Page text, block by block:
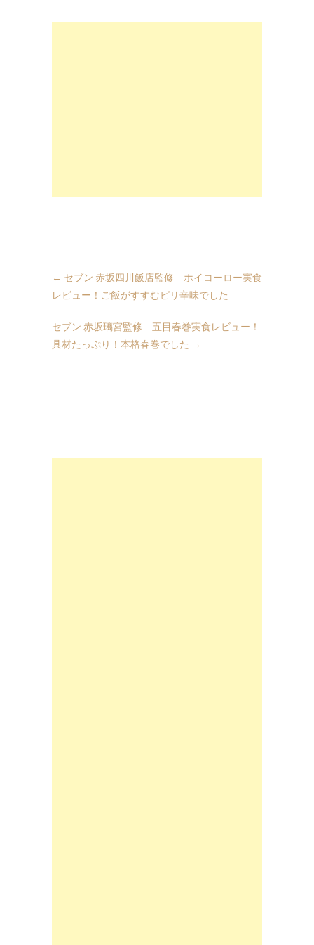
← セブン 赤坂四川飯店監修 ホイコーロー実食
レビュー！ご飯がすすむピリ辛味でした
セブン 赤坂璃宮監修 五目春巻実食レビュー！
具材たっぷり！本格春巻でした →